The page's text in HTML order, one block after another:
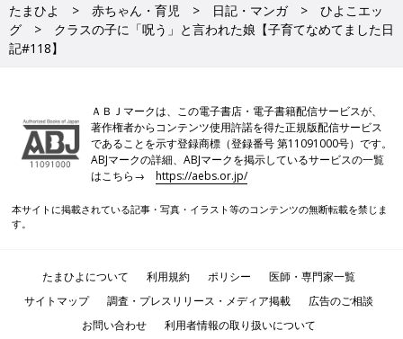
たまひよ 赤ちゃん・育児 日記・マンガ
ひよこエッ
グ
クラスの子に「呪う」と言われた娘【子育てなめてました日
記#118】
ＡＢＪマークは、この電子書店・電子書籍配信サービスが、
著作権者からコンテンツ使用許諾を得た正規版配信サービス
であることを示す登録商標（登録番号 第11091000号）です。
ABJマークの詳細、ABJマークを掲示しているサービスの一覧
はこちら→https://aebs.or.jp/
本サイトに掲載されている記事・写真・イラスト等のコンテンツの無断転載を禁じま
す。
たまひよについて 利用規約 ポリシー
医師・専門家一覧
サイトマップ
調査・プレスリリース・メディア掲載
広告のご相談
お問い合わせ
利用者情報の取り扱いについて